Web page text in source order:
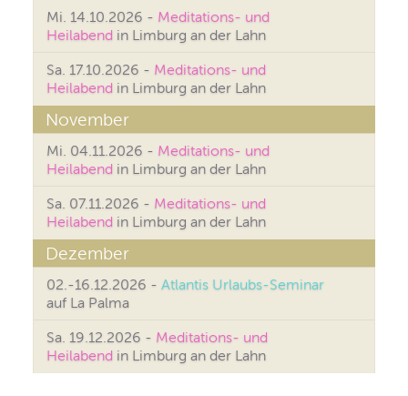
Mi. 14.10.2026 - Meditations- und
Heilabend in Limburg an der Lahn
Sa. 17.10.2026 - Meditations- und
Heilabend in Limburg an der Lahn
November
Mi. 04.11.2026 - Meditations- und
Heilabend in Limburg an der Lahn
Sa. 07.11.2026 - Meditations- und
Heilabend in Limburg an der Lahn
Dezember
02.-16.12.2026 - Atlantis Urlaubs-Seminar
auf La Palma
Sa. 19.12.2026 - Meditations- und
Heilabend in Limburg an der Lahn